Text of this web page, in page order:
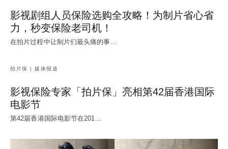
影视剧组人员保险选购全攻略！为制片省心省
力，秒变保险老司机！
在拍片过程中让制片们最头痛的事…
拍片保 | 媒体报道
影视保险专家「拍片保」亮相第42届香港国际
电影节
第42届香港国际电影节在201…